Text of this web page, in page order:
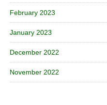
February 2023
January 2023
December 2022
November 2022